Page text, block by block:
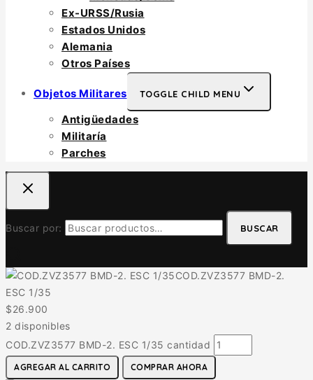
Ex-URSS/Rusia
Estados Unidos
Alemania
Otros Países
Objetos Militares TOGGLE CHILD MENU
Antigüedades
Militaría
Parches
Buscar por: BUSCAR
COD.ZVZ3577 BMD-2.
ESC 1/35
$26.900
2 disponibles
COD.ZVZ3577 BMD-2. ESC 1/35 cantidad
AGREGAR AL CARRITO COMPRAR AHORA